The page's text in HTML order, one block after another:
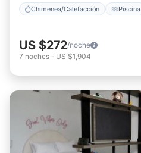
Chimenea/Calefacción Piscina
US $272/noche
7 noches - US $1,904